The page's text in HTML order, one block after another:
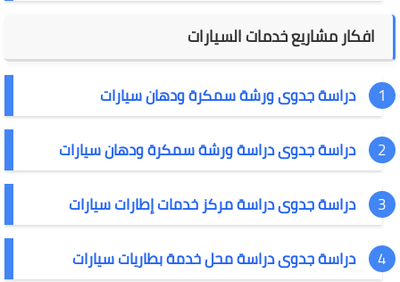
افكار مشاريع خدمات السيارات
دراسة جدوى ورشة سمكرة ودهان سيارات
دراسة جدوى دراسة ورشة سمكرة ودهان سيارات
دراسة جدوى دراسة مركز خدمات إطارات سيارات
دراسة جدوى دراسة محل خدمة بطاريات سيارات